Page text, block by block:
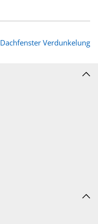
Dachfenster Verdunkelung